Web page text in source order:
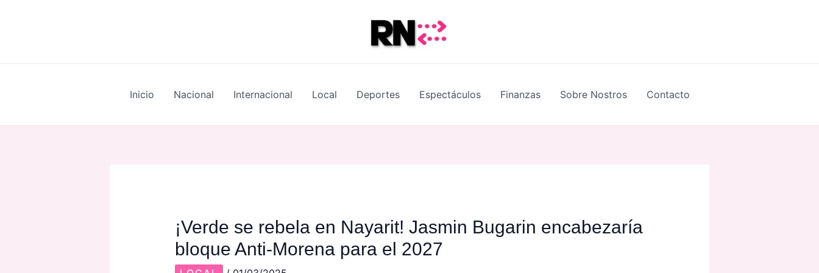
Inicio Nacional Internacional Local Deportes Espectáculos Finanzas Sobre Nostros Contacto
¡Verde se rebela en Nayarit! Jasmin Bugarin encabezaría
bloque Anti-Morena para el 2027